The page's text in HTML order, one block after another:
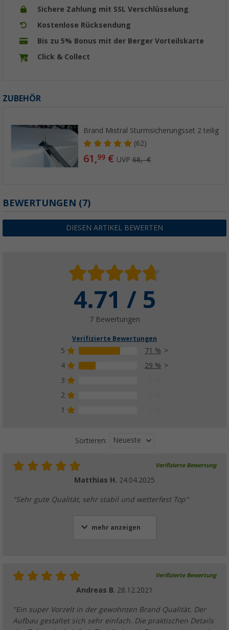
Sichere Zahlung mit SSL Verschlüsselung
Kostenlose Rücksendung
Bis zu 5% Bonus mit der Berger Vorteilskarte
Click & Collect
ZUBEHÖR
Brand Mistral Sturmsicherungsset 2 teilig
(62)
61,99 € UVP68,- €
BEWERTUNGEN (7)
DIESEN ARTIKEL BEWERTEN
4.71 / 5
7 Bewertungen
Verifizierte Bewertungen
5
71 %
4
29 %
3
2
1
Sortieren: Neueste
Verifizierte Bewertung
Matthias H. 24.04.2025
"Sehr gute Qualität, sehr stabil und wetterfest Top"
mehr anzeigen
Verifizierte Bewertung
Andreas B. 28.12.2021
"Ein super Vorzelt in der gewohnten Brand Qualität. Der
Aufbau gestaltet sich sehr einfach. Die praktischen Details